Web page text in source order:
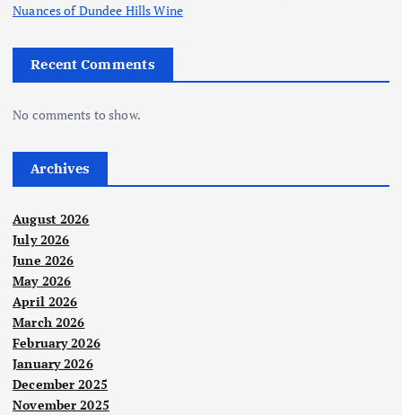
Nuances of Dundee Hills Wine
Recent Comments
No comments to show.
Archives
August 2026
July 2026
June 2026
May 2026
April 2026
March 2026
February 2026
January 2026
December 2025
November 2025